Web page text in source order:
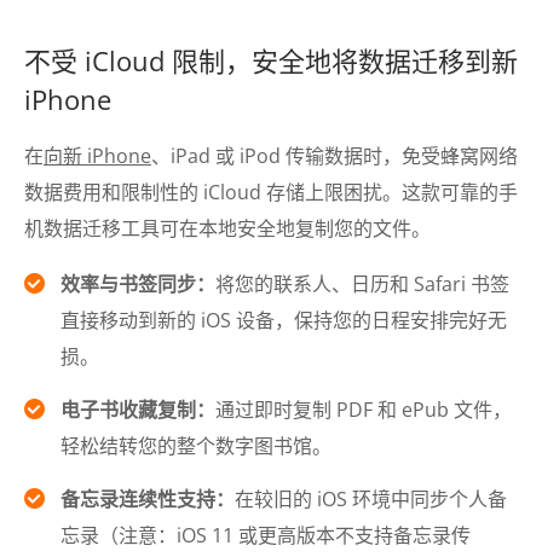
不受 iCloud 限制，安全地将数据迁移到新
iPhone
在向新 iPhone、iPad 或 iPod 传输数据时，免受蜂窝网络
数据费用和限制性的 iCloud 存储上限困扰。这款可靠的手
机数据迁移工具可在本地安全地复制您的文件。
效率与书签同步： 将您的联系人、日历和 Safari 书签
直接移动到新的 iOS 设备，保持您的日程安排完好无
损。
电子书收藏复制： 通过即时复制 PDF 和 ePub 文件，
轻松结转您的整个数字图书馆。
备忘录连续性支持： 在较旧的 iOS 环境中同步个人备
忘录（注意：iOS 11 或更高版本不支持备忘录传